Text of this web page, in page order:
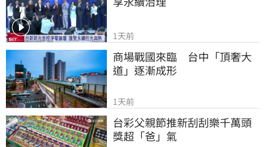
1天前
商場戰國來臨　台中「頂奢大
道」逐漸成形
1天前
台彩父親節推新刮刮樂千萬頭
獎超「爸」氣